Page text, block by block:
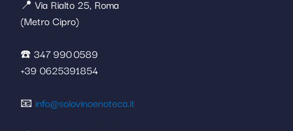
📍 Via Rialto 25, Roma
(Metro Cipro)
☎️ 347 990 0589
+39 0625391854
📧 info@solovinoenoteca.it